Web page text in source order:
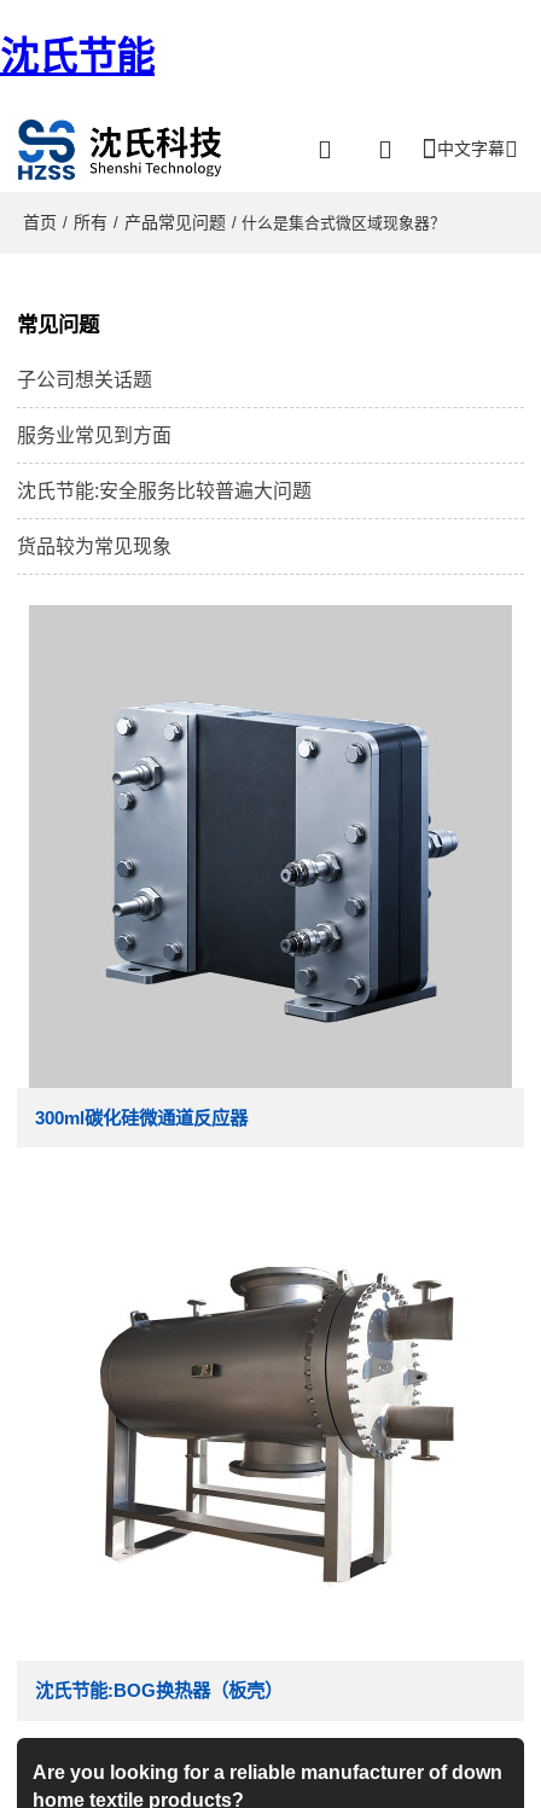
沈氏节能
中文字幕
首页 / 所有 / 产品常见问题 / 什么是集合式微区域现象器？
常见问题
子公司想关话题
服务业常见到方面
沈氏节能:安全服务比较普遍大问题
货品较为常见现象
300ml碳化硅微通道反应器
沈氏节能:BOG换热器（板壳）
Are you looking for a reliable manufacturer of down
home textile products?